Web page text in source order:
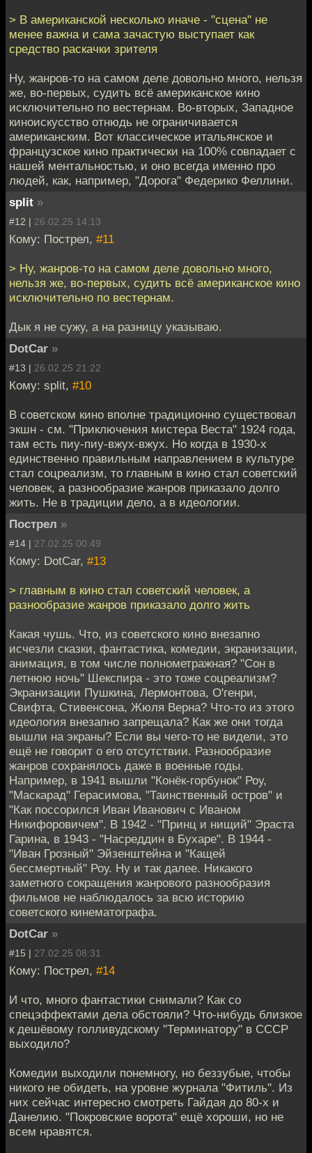
> В американской несколько иначе - "сцена" не
менее важна и сама зачастую выступает как
средство раскачки зрителя
Ну, жанров-то на самом деле довольно много, нельзя
же, во-первых, судить всё американское кино
исключительно по вестернам. Во-вторых, Западное
киноискусство отнюдь не ограничивается
американским. Вот классическое итальянское и
французское кино практически на 100% совпадает с
нашей ментальностью, и оно всегда именно про
людей, как, например, "Дорога" Федерико Феллини.
split »
#12 | 26.02.25 14:13
Кому: Пострел, #11
> Ну, жанров-то на самом деле довольно много,
нельзя же, во-первых, судить всё американское кино
исключительно по вестернам.
Дык я не сужу, а на разницу указываю.
DotCar »
#13 | 26.02.25 21:22
Кому: split, #10
В советском кино вполне традиционно существовал
экшн - см. "Приключения мистера Веста" 1924 года,
там есть пиу-пиу-вжух-вжух. Но когда в 1930-х
единственно правильным направлением в культуре
стал соцреализм, то главным в кино стал советский
человек, а разнообразие жанров приказало долго
жить. Не в традиции дело, а в идеологии.
Пострел »
#14 | 27.02.25 00:49
Кому: DotCar, #13
> главным в кино стал советский человек, а
разнообразие жанров приказало долго жить
Какая чушь. Что, из советского кино внезапно
исчезли сказки, фантастика, комедии, экранизации,
анимация, в том числе полнометражная? "Сон в
летнюю ночь" Шекспира - это тоже соцреализм?
Экранизации Пушкина, Лермонтова, О'генри,
Свифта, Стивенсона, Жюля Верна? Что-то из этого
идеология внезапно запрещала? Как же они тогда
вышли на экраны? Если вы чего-то не видели, это
ещё не говорит о его отсутствии. Разнообразие
жанров сохранялось даже в военные годы.
Например, в 1941 вышли "Конёк-горбунок" Роу,
"Маскарад" Герасимова, "Таинственный остров" и
"Как поссорился Иван Иванович с Иваном
Никифоровичем". В 1942 - "Принц и нищий" Эраста
Гарина, в 1943 - "Насреддин в Бухаре". В 1944 -
"Иван Грозный" Эйзенштейна и "Кащей
бессмертный" Роу. Ну и так далее. Никакого
заметного сокращения жанрового разнообразия
фильмов не наблюдалось за всю историю
советского кинематографа.
DotCar »
#15 | 27.02.25 08:31
Кому: Пострел, #14
И что, много фантастики снимали? Как со
спецэффектами дела обстояли? Что-нибудь близкое
к дешёвому голливудскому "Терминатору" в СССР
выходило?
Комедии выходили понемногу, но беззубые, чтобы
никого не обидеть, на уровне журнала "Фитиль". Из
них сейчас интересно смотреть Гайдая до 80-х и
Данелию. "Покровские ворота" ещё хороши, но не
всем нравятся.